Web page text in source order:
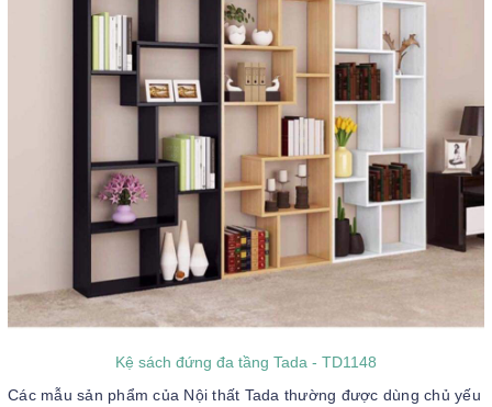
Kệ sách đứng đa tầng Tada - TD1148
Các mẫu sản phẩm của Nội thất Tada thường được dùng chủ yếu